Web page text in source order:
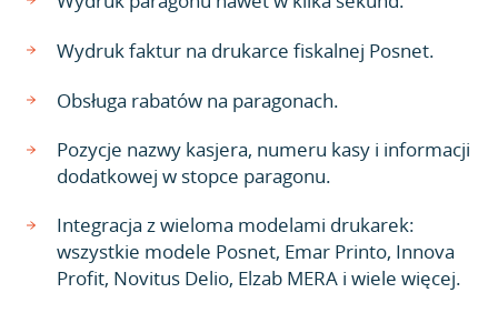
Wydruk faktur na drukarce fiskalnej Posnet.
Obsługa rabatów na paragonach.
Pozycje nazwy kasjera, numeru kasy i informacji
dodatkowej w stopce paragonu.
Integracja z wieloma modelami drukarek:
wszystkie modele Posnet, Emar Printo, Innova
Profit, Novitus Delio, Elzab MERA i wiele więcej.